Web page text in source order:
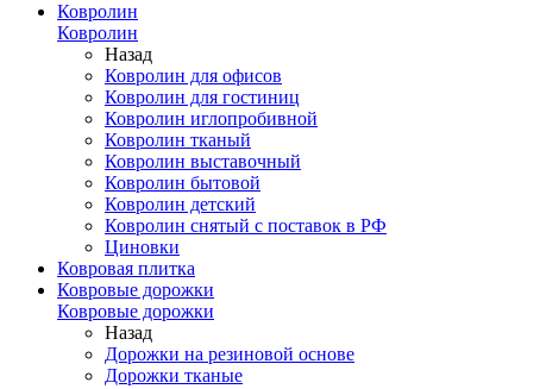
Ковролин
Ковролин
Назад
Ковролин для офисов
Ковролин для гостиниц
Ковролин иглопробивной
Ковролин тканый
Ковролин выставочный
Ковролин бытовой
Ковролин детский
Ковролин снятый с поставок в РФ
Циновки
Ковровая плитка
Ковровые дорожки
Ковровые дорожки
Назад
Дорожки на резиновой основе
Дорожки тканые